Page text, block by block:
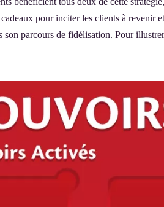
pour inciter les clients à revenir
parcours de fidélisation. Pour